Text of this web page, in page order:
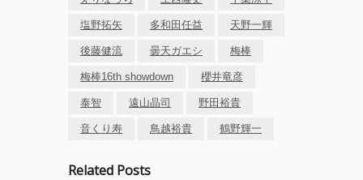
塩野拓矢 多和田任益 天野⼀輝
後藤健流 曇天ガエシ 梅棒
梅棒16th showdown 櫻井⻯彦
泰智 遠山晶司 野田裕貴
⾳くり寿 ⿃越裕貴 鶴野輝一
Related Posts